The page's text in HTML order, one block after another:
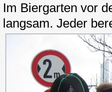
Im Biergarten vor
langsam. Jeder